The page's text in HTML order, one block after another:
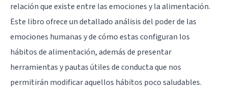
relación que existe entre las emociones y la alimentación.
Este libro ofrece un detallado análisis del poder de las
emociones humanas y de cómo estas configuran los
hábitos de alimentación, además de presentar
herramientas y pautas útiles de conducta que nos
permitirán modificar aquellos hábitos poco saludables.